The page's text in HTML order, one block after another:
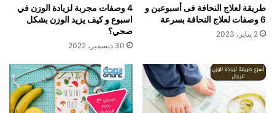
طريقة لعلاج النحافة فى أسبوعين و
6 وصفات لعلاج النحافة بسرعة
2 يناير، 2023
4 وصفات مجربة لزيادة الوزن في
اسبوع و كيف يزيد الوزن بشكل
صحي؟
30 ديسمبر، 2022